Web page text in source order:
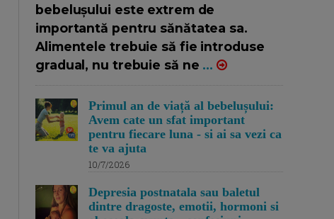
bebelușului este extrem de
importantă pentru sănătatea sa.
Alimentele trebuie să fie introduse
gradual, nu trebuie să ne ...
Primul an de viață al bebelușului:
Avem cate un sfat important
pentru fiecare luna - si ai sa vezi ca
te va ajuta
10/7/2026
Depresia postnatala sau baletul
dintre dragoste, emotii, hormoni si